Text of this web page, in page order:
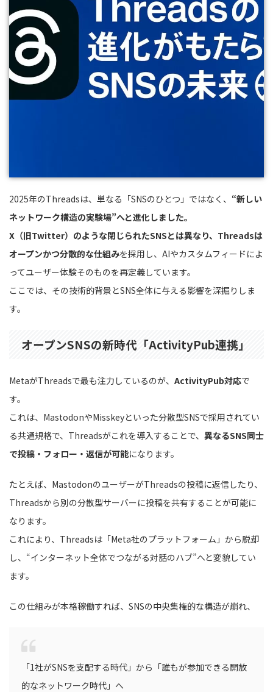
2025年のThreadsは、単なる「SNSのひとつ」ではなく、 “新しい
ネットワーク構造の実験場”へと進化しました。
X（旧Twitter）のような閉じられたSNSとは異なり、Threadsは
オープンかつ分散的な仕組みを採用し、AIやカスタムフィードによ
ってユーザー体験そのものを再定義しています。
ここでは、その技術的背景とSNS全体に与える影響を深掘りしま
す。
オープンSNSの新時代「ActivityPub連携」
MetaがThreadsで最も注力しているのが、 ActivityPub対応で
す。
これは、MastodonやMisskeyといった分散型SNSで採用されてい
る共通規格で、Threadsがこれを導入することで、 異なるSNS同士
で投稿・フォロー・返信が可能になります。
たとえば、MastodonのユーザーがThreadsの投稿に返信したり、
Threadsから別の分散型サーバーに投稿を共有することが可能に
なります。
これにより、Threadsは「Meta社のプラットフォーム」から脱却
し、“インターネット全体でつながる対話のハブ”へと変貌してい
ます。
この仕組みが本格稼働すれば、SNSの中央集権的な構造が崩れ、
「1社がSNSを支配する時代」から「誰もが参加できる開放
的なネットワーク時代」へ